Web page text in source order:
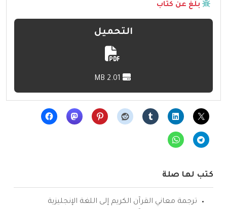
بلّغ عن كتاب
التحميل
كتب لها صلة
ترجمة معاني القرآن الكريم إلى اللغة الإنجليزية